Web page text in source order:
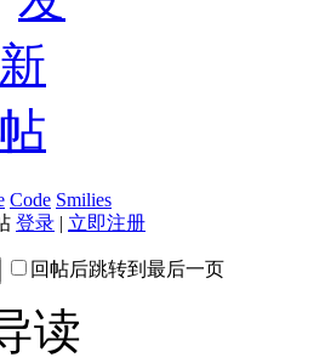
Code Smilies
登录 | 立即注册
回帖后跳转到最后一页
读